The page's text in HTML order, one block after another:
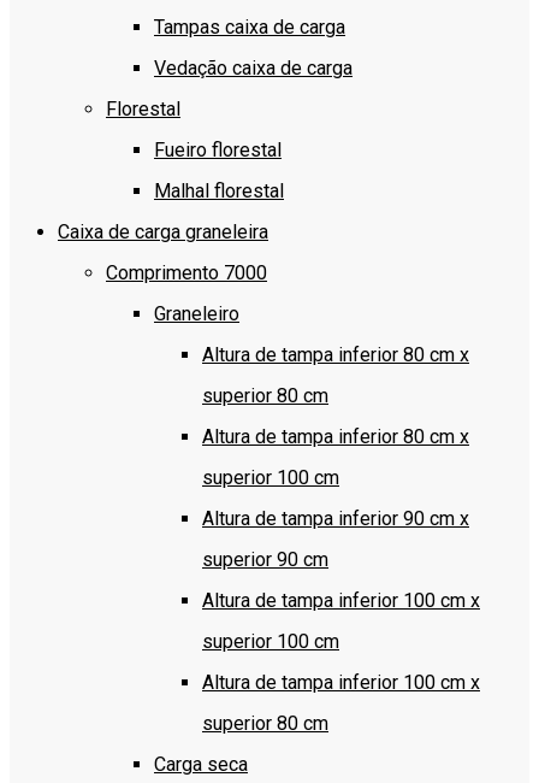
Tampas caixa de carga
Vedação caixa de carga
Florestal
Fueiro florestal
Malhal florestal
Caixa de carga graneleira
Comprimento 7000
Graneleiro
Altura de tampa inferior 80 cm x
superior 80 cm
Altura de tampa inferior 80 cm x
superior 100 cm
Altura de tampa inferior 90 cm x
superior 90 cm
Altura de tampa inferior 100 cm x
superior 100 cm
Altura de tampa inferior 100 cm x
superior 80 cm
Carga seca